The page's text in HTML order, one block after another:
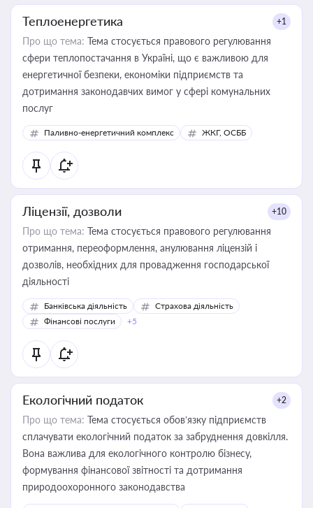
Теплоенергетика +1
Про що тема: Тема стосується правового регулювання
сфери теплопостачання в Україні, що є важливою для
енергетичної безпеки, економіки підприємств та
дотримання законодавчих вимог у сфері комунальних
послуг
Паливно-енергетичний комплекс ЖКГ, ОСББ
Ліцензії, дозволи +10
Про що тема: Тема стосується правового регулювання
отримання, переоформлення, анулювання ліцензій і
дозволів, необхідних для провадження господарської
діяльності
Банківська діяльність
Страхова діяльність
Фінансові послуги
+5
Екологічний податок +2
Про що тема: Тема стосується обов’язку підприємств
сплачувати екологічний податок за забруднення довкілля.
Вона важлива для екологічного контролю бізнесу,
формування фінансової звітності та дотримання
природоохоронного законодавства